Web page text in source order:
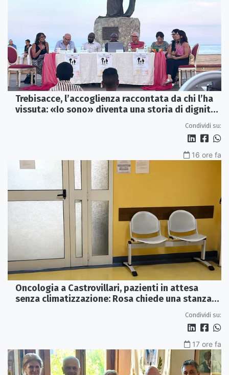
Trebisacce, l’accoglienza raccontata da chi l’ha
vissuta: «Io sono» diventa una storia di dignità
Condividi su:
16 ore fa
Oncologia a Castrovillari, pazienti in attesa
senza climatizzazione: Rosa chiede una stanza
Condividi su:
17 ore fa